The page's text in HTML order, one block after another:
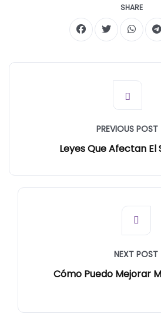
SHARE
PREVIOUS POST
Leyes Que Afectan El
NEXT POST
Cómo Puedo Mejorar